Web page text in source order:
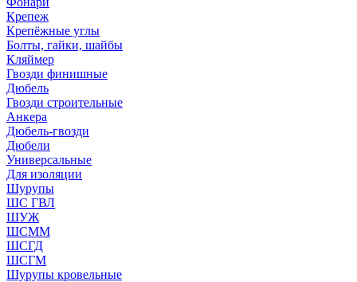
Крепеж
Крепёжные углы
Болты, гайки, шайбы
Кляймер
Гвозди финишные
Дюбель
Гвозди строительные
Анкера
Дюбель-гвозди
Дюбели
Универсальные
Для изоляции
Шурупы
ШС ГВЛ
ШУЖ
ШСММ
ШСГД
ШСГМ
Шурупы кровельные